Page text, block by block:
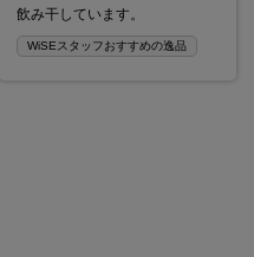
飲み干しています。
WiSEスタッフおすすめの逸品